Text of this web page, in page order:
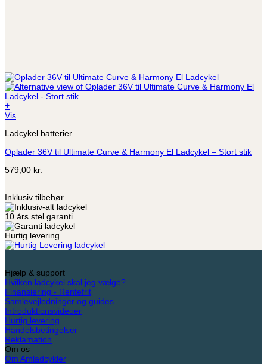
+
Vis
Ladcykel batterier
Oplader 36V til Ultimate Curve & Harmony El Ladcykel – Stort stik
579,00 kr.
Inklusiv tilbehør
10 års stel garanti
Hurtig levering
Hjælp & support
Hvilken ladcykel skal jeg vælge?
Finansiering - Rentefrit
Samlevejledninger og guides
Introduktionsvideoer
Hurtig levering
Handelsbetingelser
Reklamation
Om os
Om Amladcykler